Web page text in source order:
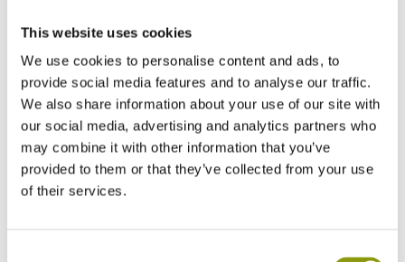
This website uses cookies
We use cookies to personalise content and ads, to
provide social media features and to analyse our traffic.
We also share information about your use of our site with
our social media, advertising and analytics partners who
may combine it with other information that you’ve
provided to them or that they’ve collected from your use
of their services.